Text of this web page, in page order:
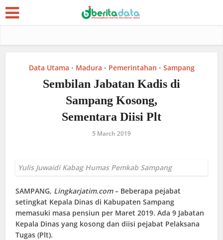
Data Utama • Madura • Pemerintahan • Sampang
Sembilan Jabatan Kadis di
Sampang Kosong,
Sementara Diisi Plt
5 March 2019
Yulis Juwaidi Kabag Humas Pemkab Sampang
SAMPANG, Lingkarjatim.com– Beberapa pejabat
setingkat Kepala Dinas di Kabupaten Sampang
memasuki masa pensiun per Maret 2019. Ada 9 Jabatan
Kepala Dinas yang kosong dan diisi pejabat Pelaksana
Tugas (Plt).